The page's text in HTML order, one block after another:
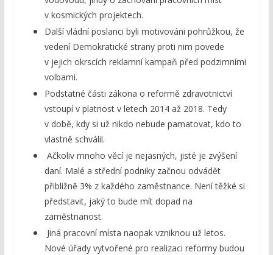
v kosmických projektech.
Další vládní poslanci byli motivováni pohrůžkou, že
vedení Demokratické strany proti nim povede
v jejich okrscích reklamní kampaň před podzimními
volbami.
Podstatné části zákona o reformě zdravotnictví
vstoupí v platnost v letech 2014 až 2018. Tedy
v době, kdy si už nikdo nebude pamatovat, kdo to
vlastně schválil.
Ačkoliv mnoho věcí je nejasných, jisté je zvýšení
daní. Malé a střední podniky začnou odvádět
přibližně 3% z každého zaměstnance. Není těžké si
představit, jaký to bude mít dopad na
zaměstnanost.
Jiná pracovní místa naopak vzniknou už letos.
Nové úřady vytvořené pro realizaci reformy budou